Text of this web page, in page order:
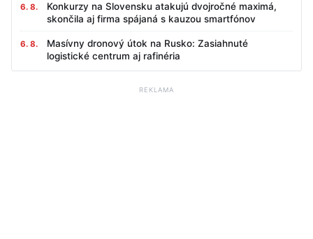
6. 8.
Konkurzy na Slovensku atakujú dvojročné maximá,
skončila aj firma spájaná s kauzou smartfónov
6. 8.
Masívny dronový útok na Rusko: Zasiahnuté
logistické centrum aj rafinéria
REKLAMA